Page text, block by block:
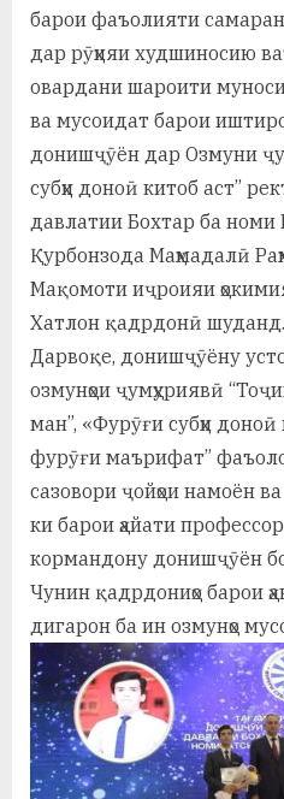
барои фаъолияти
дар рӯҳияи худшиносию
овардани шароити
ва мусоидат барои
донишҷӯён дар Озмуни
субҳи доноӣ китоб аст”
давлатии Бохтар ба номи
Қурбонзода Маҳмадалӣ
Мақомоти иҷроияи
Хатлон қадрдонӣ шуданд.
Дарвоқе, донишҷӯёну
озмунҳои ҷумҳуриявӣ
ман”, «Фурӯғи субҳи
фурӯғи маърифат”
сазовори ҷойҳои намоён
ки барои ҳайати
кормандону донишҷӯён
Чунин қадрдониҳо барои
дигарон ба ин озмунҳо